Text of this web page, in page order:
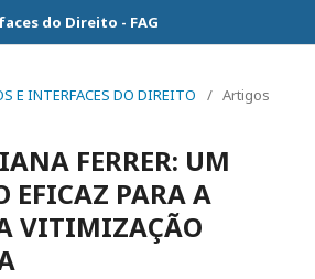
do Direito - FAG
E INTERFACES DO DIREITO
/ Artigos
FERRER: UM
EFICAZ PARA A
VITIMIZAÇÃO